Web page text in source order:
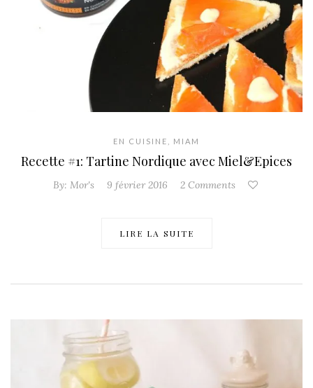
EN CUISINE MIAM
Recette #1: Tartine Nordique avec Miel&Epices
By: Mor's 9 février 2016 2 Comments
LIRE LA SUITE